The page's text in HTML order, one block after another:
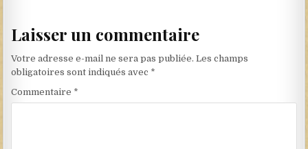
Laisser un commentaire
Votre adresse e-mail ne sera pas publiée. Les champs
obligatoires sont indiqués avec *
Commentaire *